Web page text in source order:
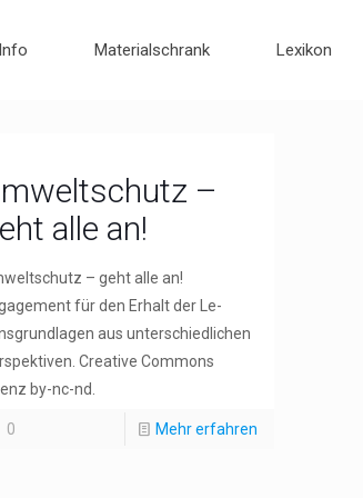
Info Materialschrank Lexikon
–
alle an!
– geht alle an!
für den Erhalt der Le-
aus unterschiedlichen
Creative Commons
by-nc-nd.
0 Mehr erfahren